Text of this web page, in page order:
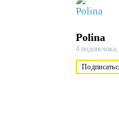
Polina
4 подписчика,